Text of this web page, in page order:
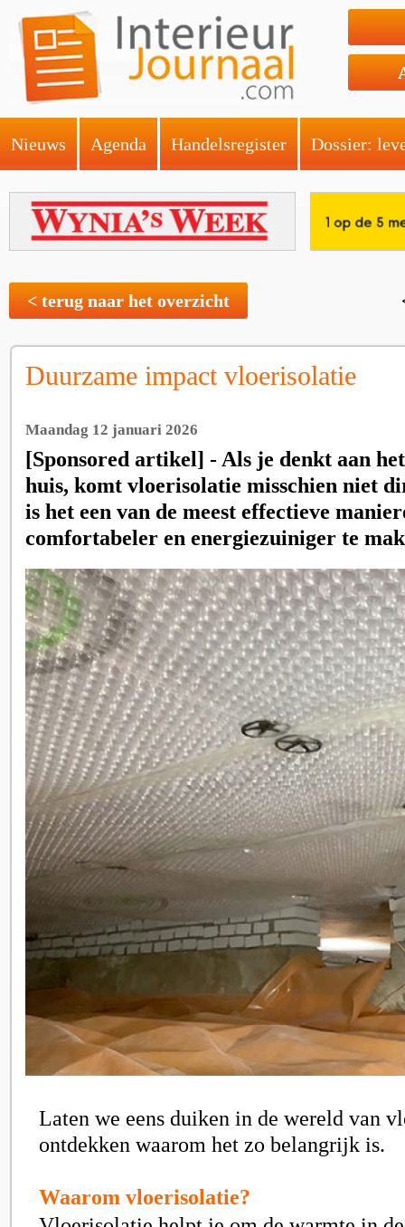
Nieuws Agenda Handelsregister Dossier:
< terug naar het overzicht
Duurzame impact vloerisolatie
Maandag 12 januari 2026
[Sponsored artikel] - Als je denkt aan
huis, komt vloerisolatie misschien niet
is het een van de meest effectieve
comfortabeler en energiezuiniger te
Laten we eens duiken in de wereld van
ontdekken waarom het zo belangrijk is.
Waarom vloerisolatie?